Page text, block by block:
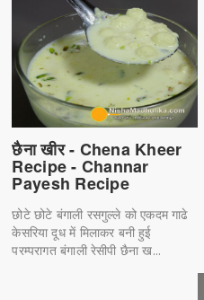
छैना खीर - Chena Kheer
Recipe - Channar
Payesh Recipe
छोटे छोटे बंगाली रसगुल्ले को एकदम गाढे
केसरिया दूध में मिलाकर बनी हुई
परम्परागत बंगाली रेसीपी छैना ख...